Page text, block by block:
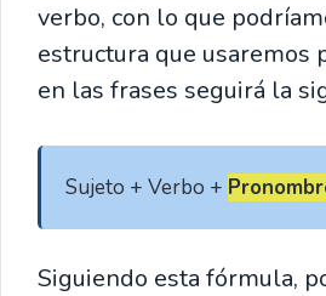
verbo, con lo que
estructura que usaremos
en las frases seguirá la
Sujeto + Verbo +
Siguiendo esta fórmula,